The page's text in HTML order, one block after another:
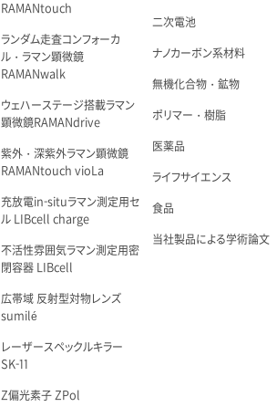
RAMANtouch
ランダム走査コンフォーカ
ル・ラマン顕微鏡
RAMANwalk
ウェハーステージ搭載ラマン
顕微鏡RAMANdrive
紫外・深紫外ラマン顕微鏡
RAMANtouch vioLa
充放電in-situラマン測定用セ
ル LIBcell charge
不活性雰囲気ラマン測定用密
閉容器 LIBcell
広帯域 反射型対物レンズ
sumilé
レーザースペックルキラー
SK-11
Z偏光素子 ZPol
二次電池
ナノカーボン系材料
無機化合物・鉱物
ポリマー・樹脂
医薬品
ライフサイエンス
食品
当社製品による学術論文